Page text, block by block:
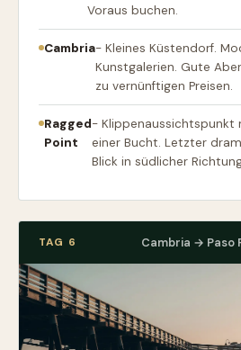
Voraus buchen.
Cambria- Kleines Küstendorf.
Kunstgalerien. Gute
zu vernünftigen Preisen.
Ragged
Point
- Klippenaussichtspunkt
einer Bucht. Letzter
Blick in südlicher
TAG 6 Cambria → Paso